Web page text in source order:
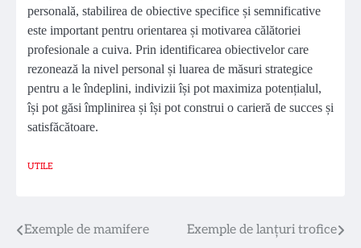
personală, stabilirea de obiective specifice și semnificative
este important pentru orientarea și motivarea călătoriei
profesionale a cuiva. Prin identificarea obiectivelor care
rezonează la nivel personal și luarea de măsuri strategice
pentru a le îndeplini, indivizii își pot maximiza potențialul,
își pot găsi împlinirea și își pot construi o carieră de succes și
satisfăcătoare.
UTILE
Navigare
Exemple de mamifere Exemple de lanțuri trofice